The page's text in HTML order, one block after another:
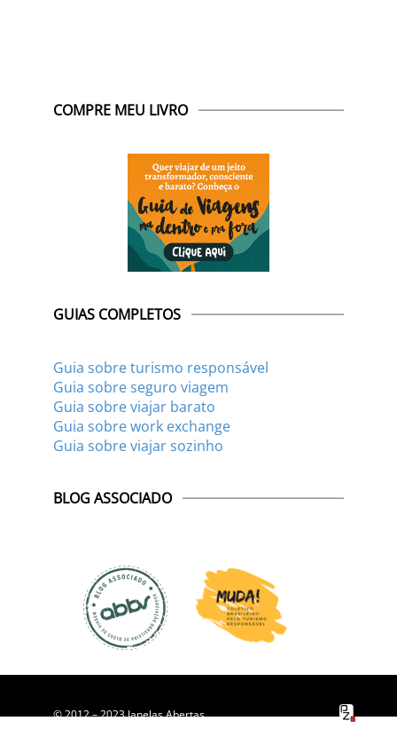
COMPRE MEU LIVRO
GUIAS COMPLETOS
Guia sobre turismo responsável
Guia sobre seguro viagem
Guia sobre viajar barato
Guia sobre work exchange
Guia sobre viajar sozinho
BLOG ASSOCIADO
© 2012 – 2023 Janelas Abertas